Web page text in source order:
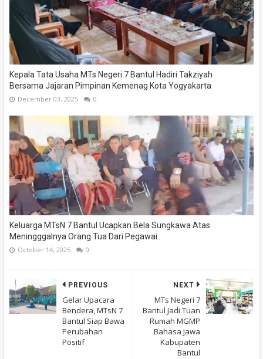
Kepala Tata Usaha MTs Negeri 7 Bantul Hadiri Takziyah
Bersama Jajaran Pimpinan Kemenag Kota Yogyakarta
December 03, 2025 0
Keluarga MTsN 7 Bantul Ucapkan Bela Sungkawa Atas
Meningggalnya Orang Tua Dari Pegawai
October 14, 2025 0
NEXT
MTs Negeri 7
Bantul Jadi Tuan
Rumah MGMP
Bahasa Jawa
Kabupaten
Bantul
PREVIOUS
Gelar Upacara
Bendera, MTsN 7
Bantul Siap Bawa
Perubahan
Positif